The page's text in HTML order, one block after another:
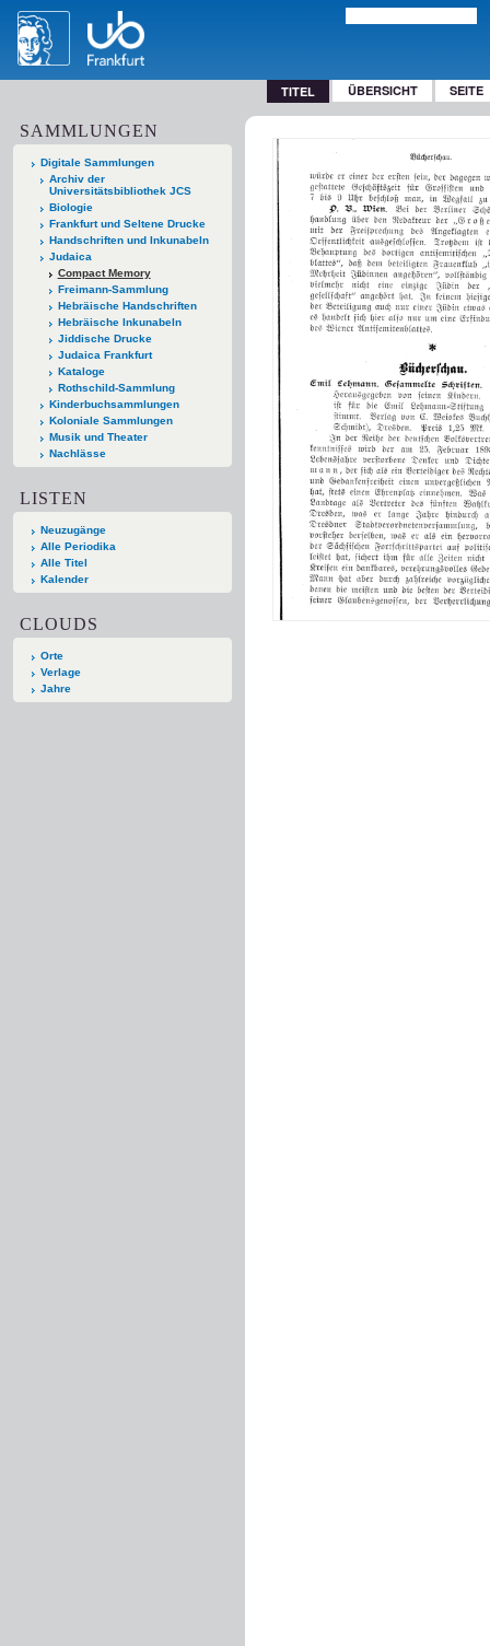
TITEL ÜBERSICHT SEITE
SAMMLUNGEN
Digitale Sammlungen
Archiv der
Universitätsbibliothek JCS
Biologie
Frankfurt und Seltene Drucke
Handschriften und Inkunabeln
Judaica
Compact Memory
Freimann-Sammlung
Hebräische Handschriften
Hebräische Inkunabeln
Jiddische Drucke
Judaica Frankfurt
Kataloge
Rothschild-Sammlung
Kinderbuchsammlungen
Koloniale Sammlungen
Musik und Theater
Nachlässe
LISTEN
Neuzugänge
Alle Periodika
Alle Titel
Kalender
CLOUDS
Orte
Verlage
Jahre